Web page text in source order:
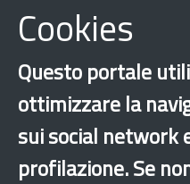
Calabria
Cookies
Questo portale
ottimizzare la
sui social network
profilazione. Se